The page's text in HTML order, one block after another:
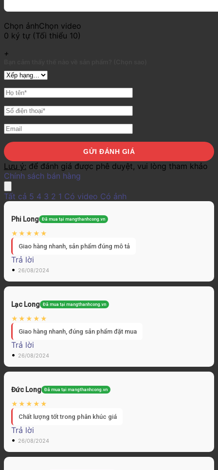
Chọn ảnhChọn video
0 ký tự (Tối thiểu 10)
+
Lưu ý: để đánh giá được phê duyệt, vui lòng tham khảo
Chính sách bán hàng
Tất cả 5 4 3 2 1 Có video Có ảnh
Phi Long Đã mua tại mangthanhcong.vn
Giao hàng nhanh, sản phẩm đúng mô tả
Trả lời
• 26/08/2024
Lạc Long Đã mua tại mangthanhcong.vn
Giao hàng nhanh, đúng sản phẩm đặt mua
Trả lời
• 26/08/2024
Đức Long Đã mua tại mangthanhcong.vn
Chất lượng tốt trong phân khúc giá
Trả lời
• 26/08/2024